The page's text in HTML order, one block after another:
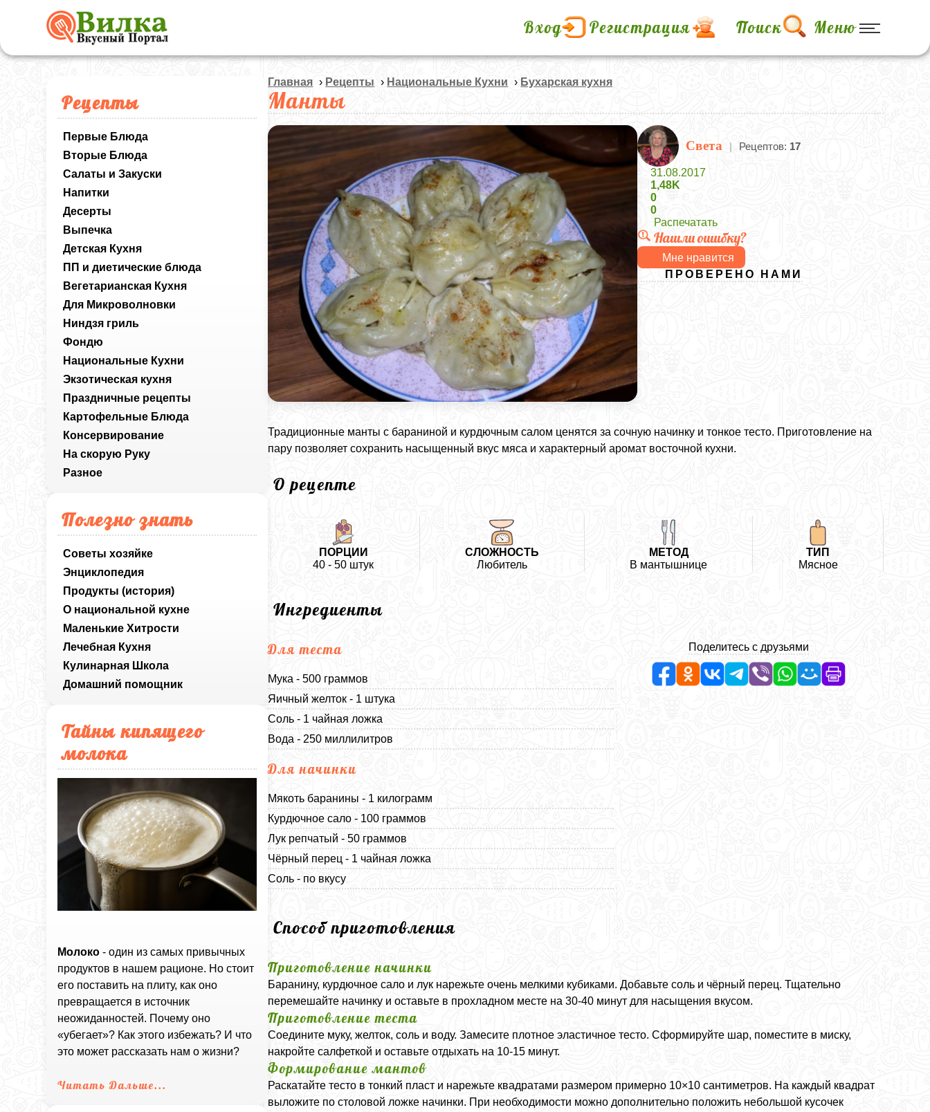
Вход Регистрация Поиск Меню
Рецепты
Первые Блюда
Вторые Блюда
Салаты и Закуски
Напитки
Десерты
Выпечка
Детская Кухня
ПП и диетические блюда
Вегетарианская Кухня
Для Микроволновки
Ниндзя гриль
Фондю
Национальные Кухни
Экзотическая кухня
Праздничные рецепты
Картофельные Блюда
Консервирование
На скорую Руку
Разное
Полезно знать
Советы хозяйке
Энциклопедия
Продукты (история)
О национальной кухне
Маленькие Хитрости
Лечебная Кухня
Кулинарная Школа
Домашний помощник
Тайны кипящего
молока
Молоко - один из самых привычных
продуктов в нашем рационе. Но стоит
его поставить на плиту, как оно
превращается в источник
неожиданностей. Почему оно
«убегает»? Как этого избежать? И что
это может рассказать нам о жизни?
Читать Дальше...
Главная › Рецепты › Национальные Кухни › Бухарская кухня
Манты
Света | Рецептов: 17
31.08.2017
1,48K
0
0
Распечатать
Нашли ошибку?
Мне нравится
ПРОВЕРЕНО НАМИ
Традиционные манты с бараниной и курдючным салом ценятся за сочную начинку и тонкое тесто. Приготовление на
пару позволяет сохранить насыщенный вкус мяса и характерный аромат восточной кухни.
О рецепте
ПОРЦИИ
40 - 50 штук
СЛОЖНОСТЬ
Любитель
МЕТОД
В мантышнице
ТИП
Мясное
Ингредиенты
Для теста
Мука - 500 граммов
Яичный желток - 1 штука
Соль - 1 чайная ложка
Вода - 250 миллилитров
Для начинки
Мякоть баранины - 1 килограмм
Курдючное сало - 100 граммов
Лук репчатый - 50 граммов
Чёрный перец - 1 чайная ложка
Соль - по вкусу
Поделитесь с друзьями
Способ приготовления
Приготовление начинки
Баранину, курдючное сало и лук нарежьте очень мелкими кубиками. Добавьте соль и чёрный перец. Тщательно
перемешайте начинку и оставьте в прохладном месте на 30-40 минут для насыщения вкусом.
Приготовление теста
Соедините муку, желток, соль и воду. Замесите плотное эластичное тесто. Сформируйте шар, поместите в миску,
накройте салфеткой и оставьте отдыхать на 10-15 минут.
Формирование мантов
Раскатайте тесто в тонкий пласт и нарежьте квадратами размером примерно 10×10 сантиметров. На каждый квадрат
выложите по столовой ложке начинки. При необходимости можно дополнительно положить небольшой кусочек